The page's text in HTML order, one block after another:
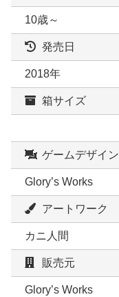
10歳～
発売日
2018年
箱サイズ
ゲームデザイン
Glory’s Works
アートワーク
カニ人間
販売元
Glory’s Works